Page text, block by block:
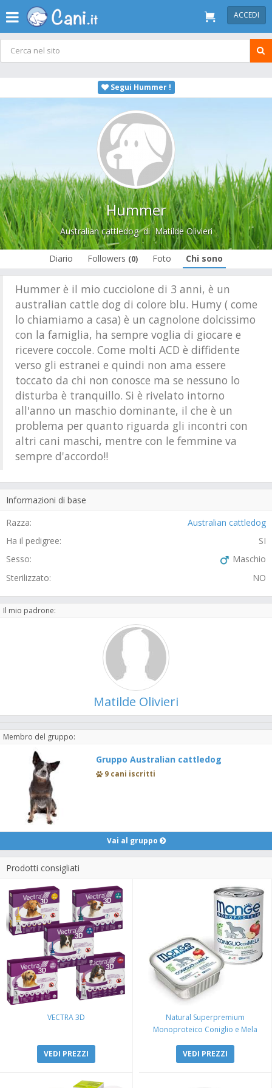
ACCEDI
Segui Hummer !
Hummer
Australian cattledogdiMatilde Olivieri
Diario Followers (0) Foto Chi sono
Hummer è il mio cucciolone di 3 anni, è un
australian cattle dog di colore blu. Humy ( come
lo chiamiamo a casa) è un cagnolone dolcissimo
con la famiglia, ha sempre voglia di giocare e
ricevere coccole. Come molti ACD è diffidente
verso gli estranei e quindi non ama essere
toccato da chi non conosce ma se nessuno lo
disturba è tranquillo. Si è rivelato intorno
all'anno un maschio dominante, il che è un
problema per quanto riguarda gli incontri con
altri cani maschi, mentre con le femmine va
sempre d'accordo!!
Informazioni di base
Razza:
Australian cattledog
Ha il pedigree:
SI
Sesso:
Maschio
Sterilizzato:
NO
Il mio padrone:
Matilde Olivieri
Membro del gruppo:
Gruppo Australian cattledog
9 cani iscritti
Vai al gruppo
Prodotti consigliati
VECTRA 3D
VEDI PREZZI
Natural Superpremium
Monoproteico Coniglio e Mela
VEDI PREZZI